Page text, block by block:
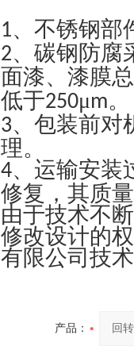
1、不锈钢部
2、碳钢防腐
面漆、漆膜
低于250μm
3、包装前对
理。
4、 运输安装
修复，其质
由于技术不
修改设计的
有限公司技
产品：